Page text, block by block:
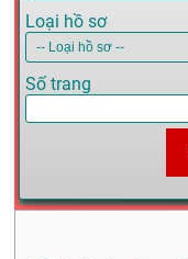
Loại hồ sơ
Số trang